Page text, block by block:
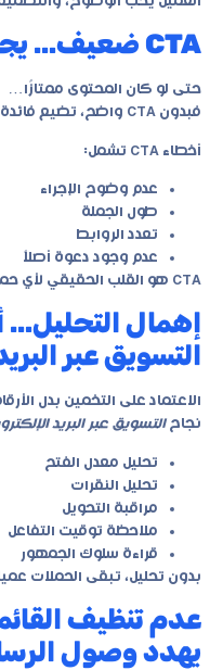
CTA ضعيف… يجعل الرسالة بلا قيمة
حتى لو كان المحتوى ممتازًا…
فبدون CTA واضح، تضيع فائدة
أخطاء CTA تشمل:
عدم وضوح الإجراء
طول الجملة
تعدد الروابط
عدم وجود دعوة أصلاً
CTA هو القلب الحقيقي لأي حملة.
إهمال التحليل…
التسويق عبر
الاعتماد على التخمين بدل
نجاحالتسويق عبر البريد
تحليل معدل الفتح
تحليل النقرات
مراقبة التحويل
ملاحظة توقيت التفاعل
قراءة سلوك الجمهور
بدون تحليل، تبقى الحملات
عدم تنظيف
يهدد وصول